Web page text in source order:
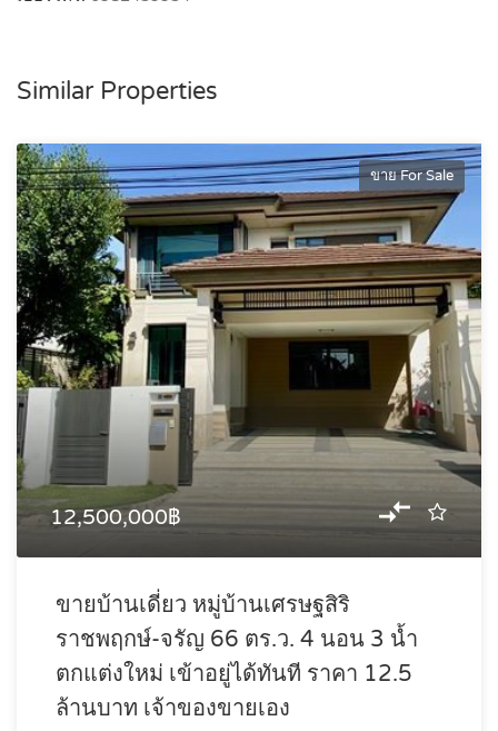
Similar Properties
ขาย For Sale
12,500,000฿
ขายบ้านเดี่ยว หมู่บ้านเศรษฐสิริ
ราชพฤกษ์-จรัญ 66 ตร.ว. 4 นอน 3 น้ำ
ตกแต่งใหม่ เข้าอยู่ได้ทันที ราคา 12.5
ล้านบาท เจ้าของขายเอง